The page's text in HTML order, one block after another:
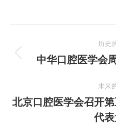
章
航
历史
中华口腔医学会
未来
北京口腔医学会召开
代